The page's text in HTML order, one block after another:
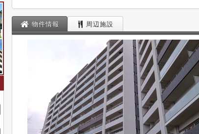
物件情報 周辺施設